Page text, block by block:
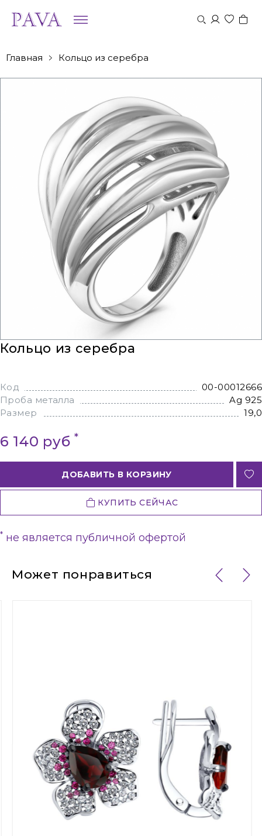
Главная Кольцо из серебра
Кольцо из серебра
Код
00-00012666
Проба металла
Ag 925
Размер
19,0
6 140 руб*
ДОБАВИТЬ В КОРЗИНУ
КУПИТЬ СЕЙЧАС
* не является публичной офертой
Может понравиться